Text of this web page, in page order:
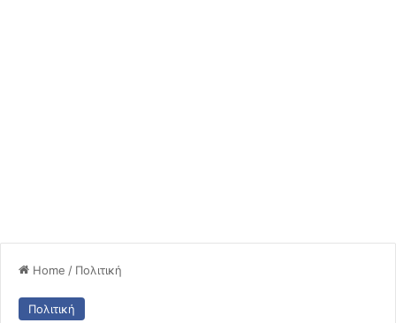
Home / Πολιτική
Πολιτική